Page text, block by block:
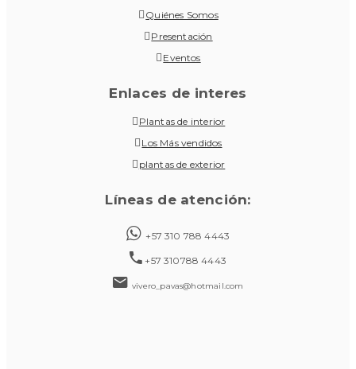
Quiénes Somos
Presentación
Eventos
Enlaces de interes
Plantas de interior
Los Más vendidos
plantas de exterior
Líneas de atención:
+57 310 788 4443
+57 310788 4443
vivero_pavas@hotmail.com